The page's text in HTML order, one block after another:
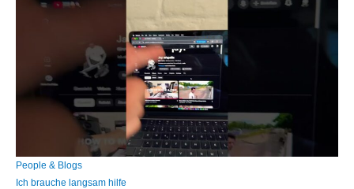
People & Blogs
Ich brauche langsam hilfe